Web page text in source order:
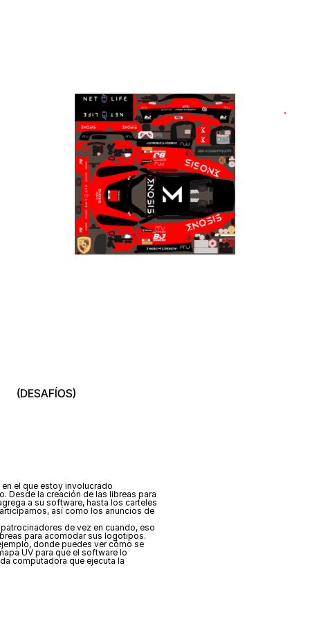
(DESAFÍOS)
el que estoy involucrado
Desde la creación de las libreas para
a su software, hasta los carteles
así como los anuncios de
de vez en cuando, eso
para acomodar sus logotipos.
donde puedes ver cómo se
UV para que el software lo
computadora que ejecuta la